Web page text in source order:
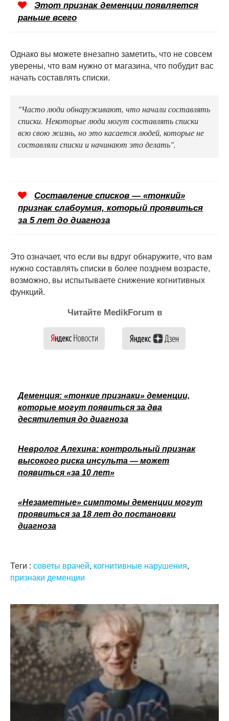
Этот признак деменции появляется
раньше всего
Однако вы можете внезапно заметить, что не совсем
уверены, что вам нужно от магазина, что побудит вас
начать составлять списки.
"Часто люди обнаруживают, что начали составлять
списки. Некоторые люди могут составлять списки
всю свою жизнь, но это касается людей, которые не
составляли списки и начинают это делать".
Составление списков — «тонкий»
признак слабоумия, который проявиться
за 5 лет до диагноза
Это означает, что если вы вдруг обнаружите, что вам
нужно составлять списки в более позднем возрасте,
возможно, вы испытываете снижение когнитивных
функций.
Читайте MedikForum в
Деменция: «тонкие признаки» деменции,
которые могут появиться за два
десятилетия до диагноза
Невролог Алехина: контрольный признак
высокого риска инсульта — может
появиться «за 10 лет»
«Незаметные» симптомы деменции могут
проявиться за 18 лет до постановки
диагноза
Теги : советы врачей, когнитивные нарушения,
признаки деменции